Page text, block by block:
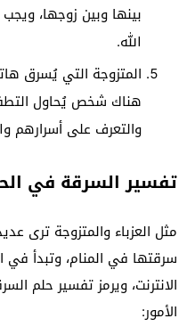
بينها وبين زوجها، ويجب
الله.
المتزوجة التي يُسرق
هناك شخص يُحاول
والتعرف على أسرارهم
تفسير السرقة في
مثل العزباء والمتزوجة ترى
سرقتها في المنام، وتبدأ في
الانترنت، ويرمز تفسير حلم
الأمور: